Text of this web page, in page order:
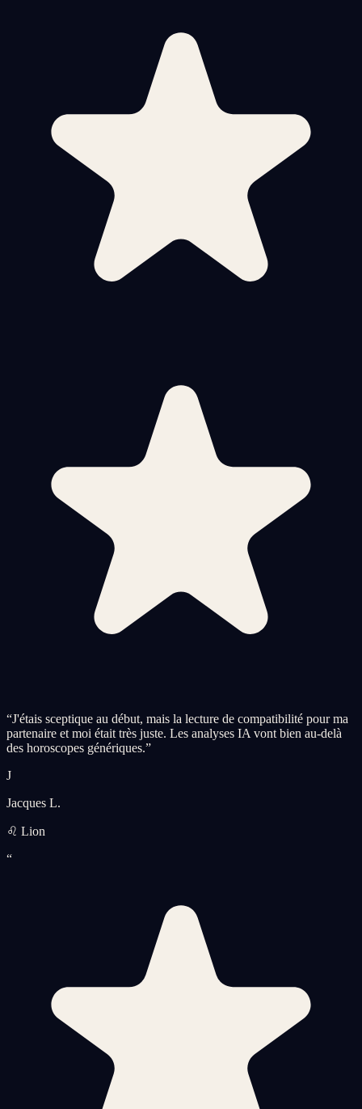
“J'étais sceptique au début, mais la lecture de compatibilité pour ma
partenaire et moi était très juste. Les analyses IA vont bien au-delà
des horoscopes génériques.”
J
Jacques L.
♌ Lion
“